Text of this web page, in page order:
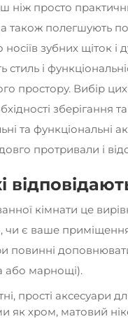
ніж просто
також полегшують
зубних щіток і
стиль і
простору. Вибір
зберігання
та функціональні
протривали і
кімнати це
чи є ваше
повинні
або марнощі).
прості аксесуари
як хром, матовий